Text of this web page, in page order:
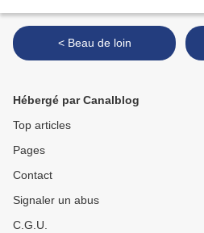
< Beau de loin
Hébergé par Canalblog
Top articles
Pages
Contact
Signaler un abus
C.G.U.